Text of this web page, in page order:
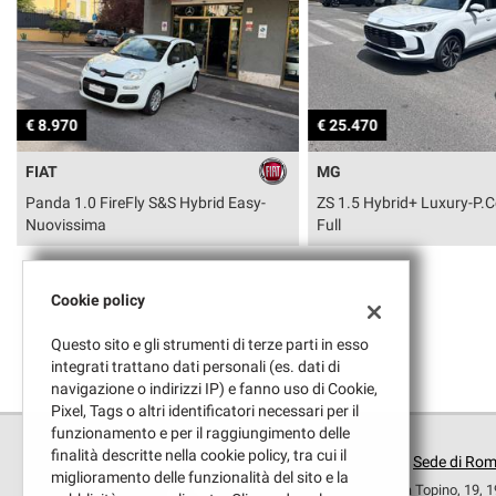
AREA COMMERCIANTI
€ 8.970
FIAT
Panda 1.0 FireFly S&S Hybrid Easy-
Nuovissima
€ 25.470
MG
ZS 1.5 Hybrid+ Luxury-
Full
Sede di
Via Topino, 19,
Cookie policy
Questo sito e gli strumenti di terze parti in esso
integrati trattano dati personali (es. dati di
navigazione o indirizzi IP) e fanno uso di Cookie,
Pixel, Tags o altri identificatori necessari per il
funzionamento e per il raggiungimento delle
finalità descritte nella cookie policy, tra cui il
miglioramento delle funzionalità del sito e la
tracciamento
che
adottiamo
per
offrire
le
funzionalità
e
le
attività
di
descritte.
ottenere
maggiori
informazioni
sull'utilità
funzionamento